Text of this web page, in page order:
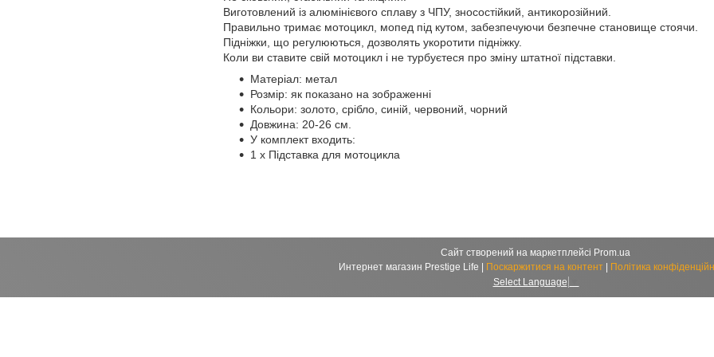
Виготовлений із алюмінієвого сплаву з ЧПУ, зносостійкий, антикорозійний.
Правильно тримає мотоцикл, мопед під кутом, забезпечуючи безпечне становище стоячи.
Підніжки, що регулюються, дозволять укоротити підніжку.
Коли ви ставите свій мотоцикл і не турбуєтеся про зміну штатної підставки.
Матеріал: метал
Розмір: як показано на зображенні
Кольори: золото, срібло, синій, червоний, чорний
Довжина: 20-26 см.
У комплект входить:
1 х Підставка для мотоцикла
Сайт створений на маркетплейсі Prom.ua
Поскаржитися на контент
Політика
Select Language